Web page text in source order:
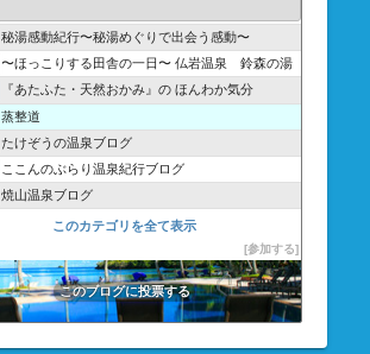
秘湯感動紀行〜秘湯めぐりで出会う感動〜
〜ほっこりする田舎の一日〜 仏岩温泉 鈴森の湯
『あたふた・天然おかみ』の ほんわか気分
蒸整道
たけぞうの温泉ブログ
ここんのぶらり温泉紀行ブログ
焼山温泉ブログ
jujuのほっこり温泉旅
露天風呂でいい旅いい夢いい気分
旅三昧
このカテゴリを全て表示
参加する
このブログに投票する